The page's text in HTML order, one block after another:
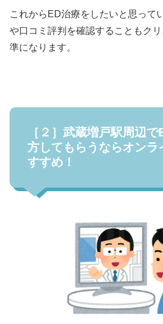
これからED治療をしたいと思って
や口コミ評判を確認することもク
準になります。
［２］武蔵増戸駅周辺
方してもらうならオンラ
すすめ！